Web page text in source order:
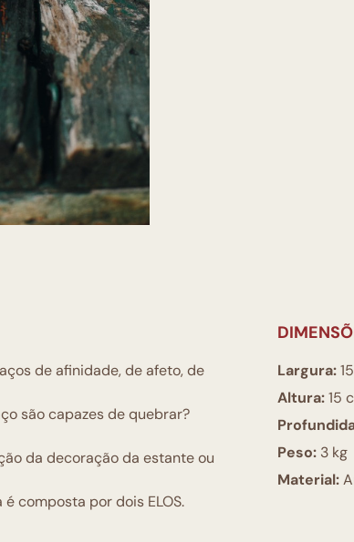
de afinidade, de afeto, de
são capazes de quebrar?
da decoração da estante ou
composta por dois ELOS.
Largura:
Altura:15
Peso: 3 kg
Material: